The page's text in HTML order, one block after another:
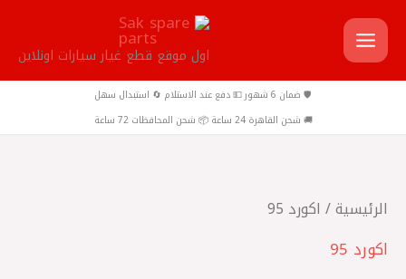
تخطي
إلى
المحتوى
اول موقع قطع غيار سيارات اونلاين
🛡️ ضمان 6 شهور 💵 دفع عند الاستلام 🔄 استبدال سهل
🚚 شحن القاهرة 24 ساعة 📦 شحن المحافظات 72 ساعة
الرئيسية/ اكورد 95
اكورد 95